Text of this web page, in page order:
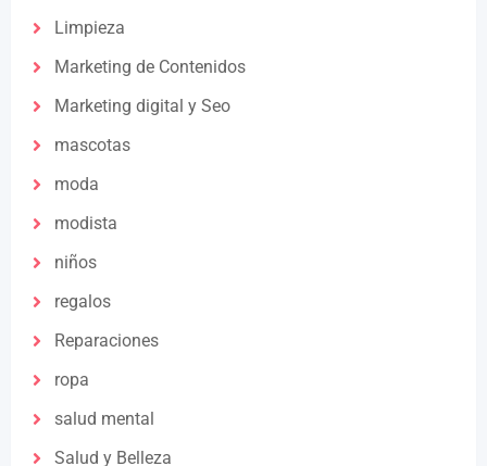
Limpieza
Marketing de Contenidos
Marketing digital y Seo
mascotas
moda
modista
niños
regalos
Reparaciones
ropa
salud mental
Salud y Belleza